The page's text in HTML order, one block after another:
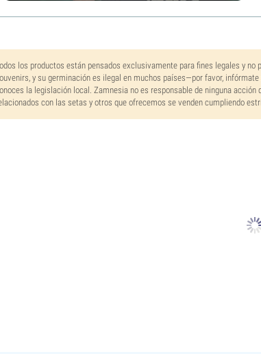
los productos están pensados exclusivamente para fines legales y
y su germinación es ilegal en muchos países—por favor,
la legislación local. Zamnesia no es responsable de ninguna
con las setas y otros que ofrecemos se venden cumpliendo